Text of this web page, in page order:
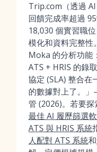
Trip.com（透過 AI
回饋完成率超過
18,030 個實習職
模化和資料完整性
Moka 的分析功能
ATS + HRIS 的錄
協定 (SLA) 整合在
的數據對上了。
管 (2026)。若要
最佳 AI 履歷篩選
ATS 與 HRIS 系統
人配對 ATS 系統和